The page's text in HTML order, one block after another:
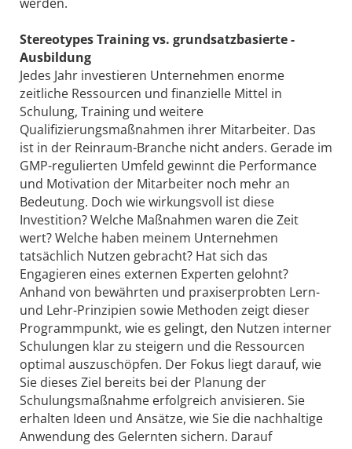
Stereotypes Training vs. grundsatzbasierte ­
Ausbildung
Jedes Jahr investieren Unternehmen enorme
zeitliche Ressourcen und finanzielle Mittel in
Schulung, Training und weitere
Qualifizierungsmaßnahmen ihrer Mitarbeiter. Das
ist in der Reinraum-Branche nicht anders. Gerade im
GMP-regulierten Umfeld gewinnt die Performance
und Motivation der Mitarbeiter noch mehr an
Bedeutung. Doch wie wirkungsvoll ist diese
Investition? Welche Maßnahmen waren die Zeit
wert? Welche haben meinem Unternehmen
tatsächlich Nutzen gebracht? Hat sich das
Engagieren eines externen Experten gelohnt?
Anhand von bewährten und praxiserprobten Lern-
und Lehr-Prinzipien sowie Methoden zeigt dieser
Programmpunkt, wie es gelingt, den Nutzen interner
Schulungen klar zu steigern und die Ressourcen
optimal auszuschöpfen. Der Fokus liegt darauf, wie
Sie dieses Ziel bereits bei der Planung der
Schulungsmaßnahme erfolgreich anvisieren. Sie
erhalten Ideen und Ansätze, wie Sie die nachhaltige
Anwendung des Gelernten sichern. Darauf